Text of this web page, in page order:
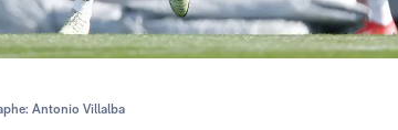
Antonio Villalba